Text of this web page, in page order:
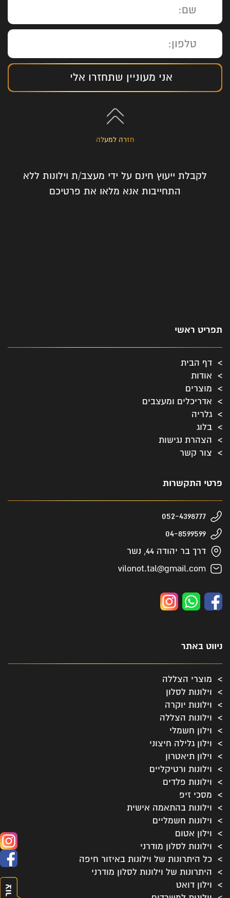
אני מעוניין שתחזרו אלי
חזרה למעלה
לקבלת ייעוץ חינם על ידי מעצב/ת וילונות ללא
התחייבות אנא מלאו את פרטיכם
תפריט ראשי
דף הבית
אודות
מוצרים
אדריכלים ומעצבים
גלריה
בלוג
הצהרת נגישות
צור קשר
ניווט באתר
מוצרי הצללה
וילונות לסלון
וילונות יוקרה
וילונות הצללה
וילון חשמלי
וילון גלילה חיצוני
וילון תיאטרון
וילונות ורטיקליים
וילונות פלדים
מסכי זיפ
וילונות בהתאמה אישית
וילונות חשמליים
וילון אטום
וילונות לסלון מודרני
כל היתרונות של וילונות באיזור חיפה
היתרונות של וילונות לסלון מודרני
וילון דואט
פרטי התקשרות
052-4398777
04-8599599
דרך בר יהודה 44, נשר
vilonot.tal@gmail.com